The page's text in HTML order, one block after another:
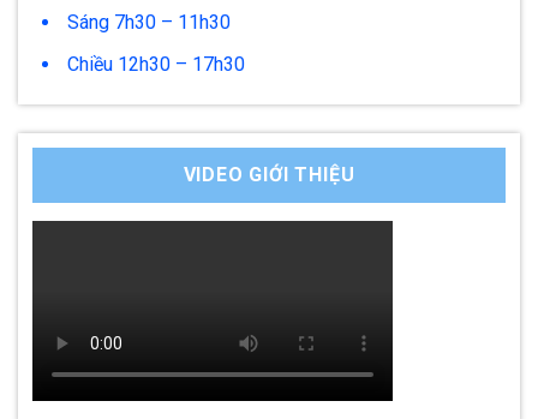
Sáng 7h30 – 11h30
Chiều 12h30 – 17h30
VIDEO GIỚI THIỆU